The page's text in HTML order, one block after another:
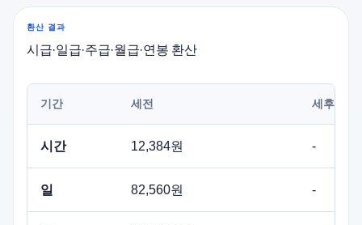
환산 결과
시급·일급·주급·월급·연봉 환산
기간 세전 세후 추정
시간 12,384원 -
일 82,560원 -